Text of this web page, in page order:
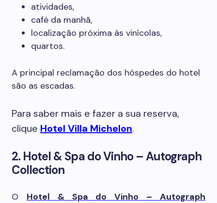
atividades,
café da manhã,
localização próxima às vinícolas,
quartos.
A principal reclamação dos hóspedes do hotel
são as escadas.
Para saber mais e fazer a sua reserva,
clique Hotel Villa Michelon.
2. Hotel & Spa do Vinho – Autograph
Collection
O Hotel & Spa do Vinho – Autograph